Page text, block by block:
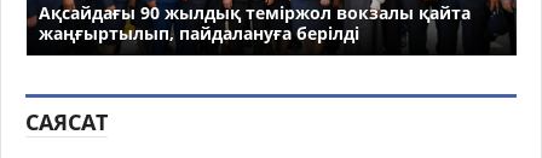
Ақсайдағы 90 жылдық теміржол вокзалы қайта
жаңғыртылып, пайдалануға берілді
САЯСАТ